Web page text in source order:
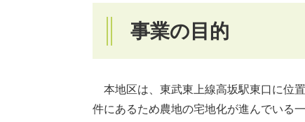
事業の目的
本地区は、東武東上線高坂駅東口に位
件にあるため農地の宅地化が進んでいる